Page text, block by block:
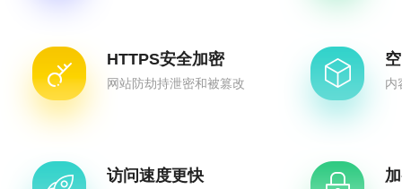
HTTPS安全加密
网站防劫持泄密和被篡改 内
访问速度更快